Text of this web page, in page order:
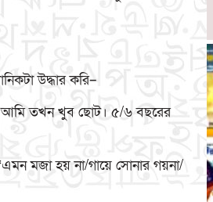
উদ্ধার করি–
আমি তখন খুব ছোট। ৫/৬ বছরের
মজা হয় না/গায়ে সোনার গয়না/